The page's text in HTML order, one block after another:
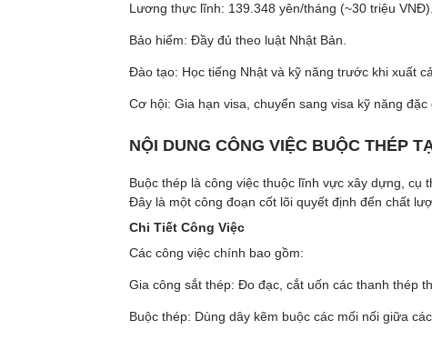
Lương thực lĩnh: 139.348 yên/tháng (~30 triệu VNĐ).
Bảo hiểm: Đầy đủ theo luật Nhật Bản.
Đào tạo: Học tiếng Nhật và kỹ năng trước khi xuất
Cơ hội: Gia hạn visa, chuyển sang visa kỹ năng đặc
NỘI DUNG CÔNG VIỆC BUỘC THÉP
Buộc thép là công việc thuộc lĩnh vực xây dựng, cụ
Đây là một công đoạn cốt lõi quyết định đến chất
Chi Tiết Công Việc
Các công việc chính bao gồm:
Gia công sắt thép: Đo đạc, cắt uốn các thanh thép
Buộc thép: Dùng dây kẽm buộc các mối nối giữa